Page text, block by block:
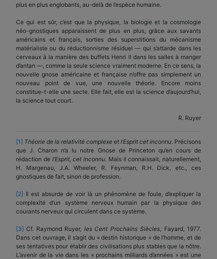
plus en plus englobants, au-delà de l’espèce humaine.
Ce qui est sûr, c’est que la physique, la biologie et la cosmologie
néo-gnostiques apparaissent de plus en plus, grâce aux savants
américains et français, sorties des superstitions du mécanisme
matérialiste ou du réductionnisme résiduel — qui s’attarde dans les
cerveaux à la manière des buffets Henri II dans les salles à manger
d’antan —, comme la seule science vraiment moderne. En ce sens, la
nouvelle gnose américaine et française n’offre pas simplement un
nouveau point de vue, une nouvelle théorie. Encore moins
constitue-t-elle une secte. Elle fait, elle est la science d’aujourd’hui,
la science tout court.
R. Ruyer
[1] Théorie de la relativité complexe et l’Esprit cet inconnu. Précisons
que J. Charon n’a lu notre Gnose de Princeton qu’en cours de
rédaction de l’Esprit, cet inconnu. Mais il connaissait, naturellement,
H. Margenau, J.A. Wheeler, R. Feynman, R.H. Dick, etc., ces
gnostiques de fait, sinon de profession.
[2] Il est absurde de voir là un phénomène de foule, d’expliquer la
complexité d’un système nerveux humain par la physique des
courants nerveux qui circulent dans ce système.
[3] Cf. Raymond Ruyer, les Cent Prochains Siècles , Fayard, 1977.
Dans cet ouvrage, il s’agit du « destin historique » de l’homme, et de
ses tentatives pour établir des civilisations plus stables que la nôtre.
L’avenir de la vie dans les « prochains milliards d’années » est une